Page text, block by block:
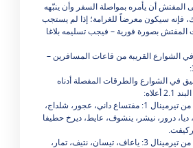
المفتش أن يأمره بمواصلة السفر وأن ينبّهه
فإنه سيكون معرضاً للغرامة؛ إذا لم يستجب
المفتش بصورة فورية – فيجب تسليمه بلاغا
في الشوارع القريبة من قاعات المسافرين –
في الشوارع والطرقات المفصلة أدناه
2.2.5. الشوارع القريبة من تيرمينال 1: مفتساع داني، عجور، شلداج،
درور، نيشر، ينشوف، عايط، ديرخ حطيفا
2.2.6. الشوارع القريبة من تيرمينال 3: ياعاف، تيسان، نتيف، تمار،